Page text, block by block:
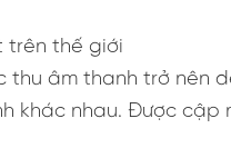
trên thế giới
thu âm thanh trở nên
khác nhau. Được cập